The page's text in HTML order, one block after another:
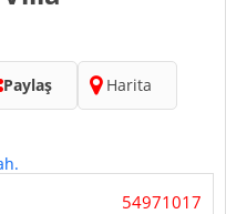
Paylaş Harita
54971017